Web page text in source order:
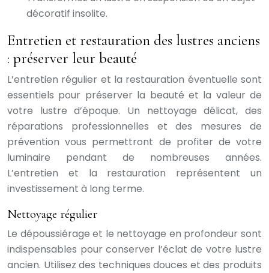
décoratif insolite.
Entretien et restauration des lustres anciens
: préserver leur beauté
L’entretien régulier et la restauration éventuelle sont
essentiels pour préserver la beauté et la valeur de
votre lustre d’époque. Un nettoyage délicat, des
réparations professionnelles et des mesures de
prévention vous permettront de profiter de votre
luminaire pendant de nombreuses années.
L’entretien et la restauration représentent un
investissement à long terme.
Nettoyage régulier
Le dépoussiérage et le nettoyage en profondeur sont
indispensables pour conserver l’éclat de votre lustre
ancien. Utilisez des techniques douces et des produits